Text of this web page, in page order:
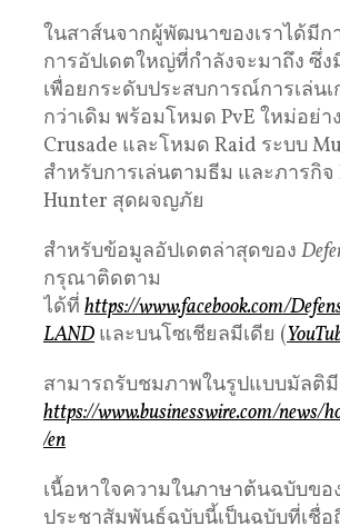
ในสาส์นจากผู้พัฒนาของเราได้มีก
การอัปเดตใหญ่ที่กำลังจะมาถึง ซึ่ง
เพื่อยกระดับประสบการณ์การเล่น
กว่าเดิม พร้อมโหมด PvE ใหม่อย่า
Crusade และโหมด Raid ระบบ
สำหรับการเล่นตามธีม และภารกิจ
Hunter สุดผจญภัย
สำหรับข้อมูลอัปเดตล่าสุดของ
กรุณาติดตาม
ได้ที่ https://www.facebook.com/
LAND และบนโซเชียลมีเดีย (
สามารถรับชมภาพในรูปแบบมัลติมี
https://www.businesswire.com/news/
/en
เนื้อหาใจความในภาษาต้นฉบับขอ
ประชาสัมพันธ์ฉบับนี้เป็นฉบับที่เชื่อ